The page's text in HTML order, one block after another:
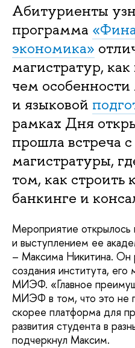
Абитуриенты
программа
экономика»
магистратур,
чем
и языковой
рамках Дня
прошла встреча
магистратуры,
том, как строить
банкинге и
Мероприятие открылось
и выступлением ее
– Максима Никитина. Он
создания института,
МИЭФ. «Главное
МИЭФ в том, что это не
скорее платформа для
развития студента в
подчеркнул Максим.